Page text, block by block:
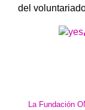
del
La Fundación